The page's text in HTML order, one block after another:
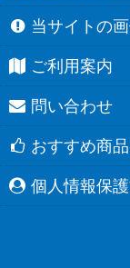
当サイトの
ご利用案内
問い合わせ
おすすめ商品
個人情報保